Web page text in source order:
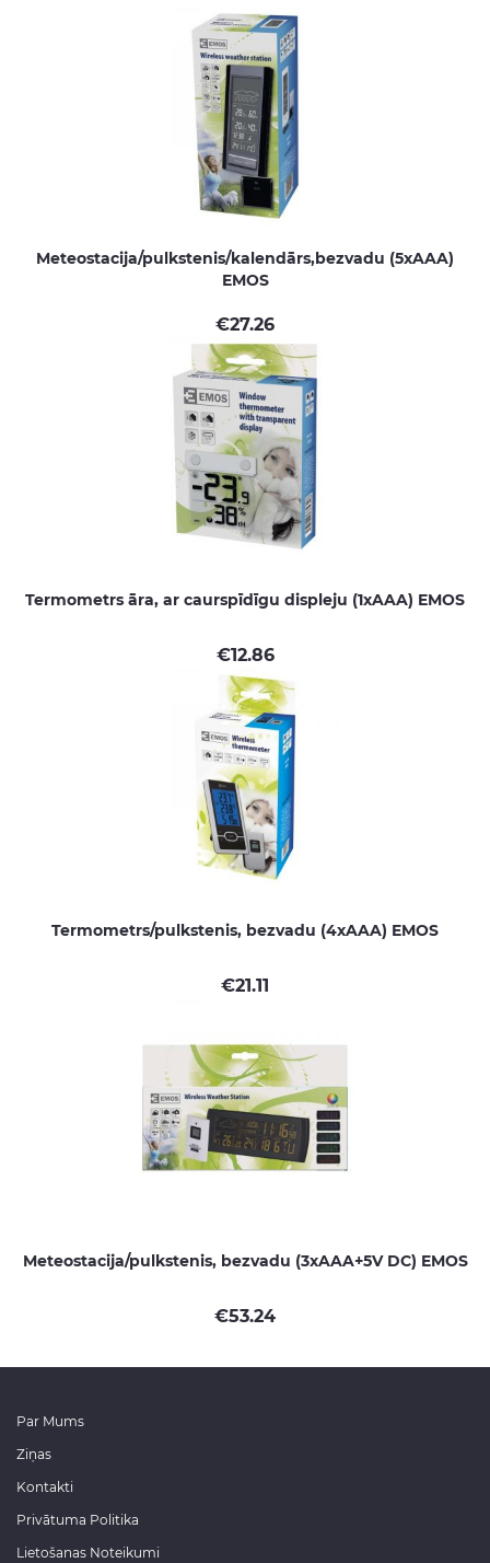
Meteostacija/pulkstenis/kalendārs,bezvadu (5xAAA)
EMOS
€27.26
Termometrs āra, ar caurspīdīgu displeju (1xAAA) EMOS
€12.86
Termometrs/pulkstenis, bezvadu (4xAAA) EMOS
€21.11
Meteostacija/pulkstenis, bezvadu (3xAAA+5V DC) EMOS
€53.24
Par Mums
Ziņas
Kontakti
Privātuma Politika
Lietošanas Noteikumi